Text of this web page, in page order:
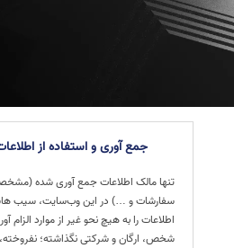
جمع آوری و استفاده از
تنها مالک اطلاعات جمع آوری شده
سفارشات و …) در این وب‌سایت، سیب
اطلاعات را به هیچ نحو غیر از موارد الزام
شخص، ارگان و شرکتی نگذاشته؛ نفروخته،